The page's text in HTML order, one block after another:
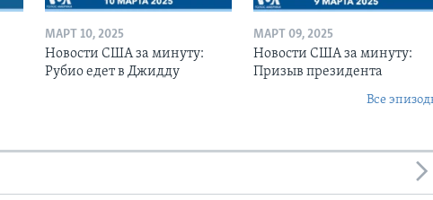
МАРТ 10, 2025
Новости США за минуту:
Рубио едет в Джидду
МАРТ 09, 2025
Новости США за минуту:
Призыв президента
Все